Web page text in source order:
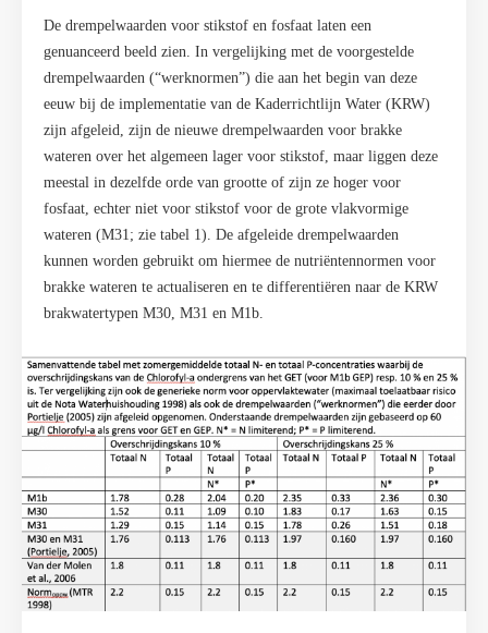
De drempelwaarden voor stikstof en fosfaat laten een
genuanceerd beeld zien. In vergelijking met de voorgestelde
drempelwaarden (“werknormen”) die aan het begin van deze
eeuw bij de implementatie van de Kaderrichtlijn Water (KRW)
zijn afgeleid, zijn de nieuwe drempelwaarden voor brakke
wateren over het algemeen lager voor stikstof, maar liggen deze
meestal in dezelfde orde van grootte of zijn ze hoger voor
fosfaat, echter niet voor stikstof voor de grote vlakvormige
wateren (M31; zie tabel 1). De afgeleide drempelwaarden
kunnen worden gebruikt om hiermee de nutriëntennormen voor
brakke wateren te actualiseren en te differentiëren naar de KRW
brakwatertypen M30, M31 en M1b.